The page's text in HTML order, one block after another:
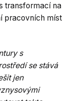
transformací na
pracovních míst
s
se stává
jen